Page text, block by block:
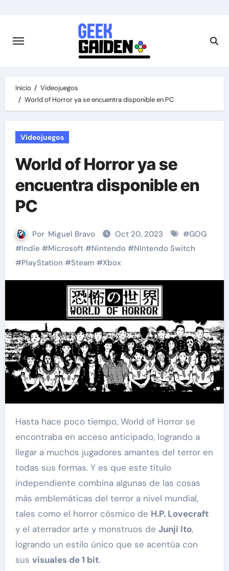
contenido
Inicio
Videojuegos
World of Horror ya se encuentra disponible en PC
Videojuegos
World of Horror ya se
encuentra disponible en
PC
Por Miguel Bravo Oct 20, 2023 #GOG
#Indie #Microsoft#Nintendo#NIntendo Switch
#PlayStation #Steam #Xbox
Hasta hace poco tiempo, World of Horror se
encontraba en acceso anticipado, logrando a
llegar a muchos jugadores amantes del terror en
todas sus formas. Y es que este título
independiente combina algunas de las cosas
más emblemáticas del terror a nivel mundial,
tales como el horror cósmico de H.P. Lovecraft
y el aterrador arte y monstruos de Junji Ito,
logrando un estilo único que se acentúa con
sus visuales de 1 bit.